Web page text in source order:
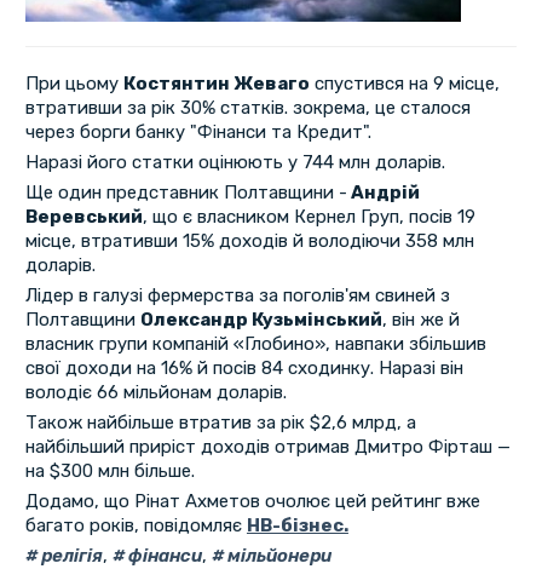
При цьому Костянтин Жеваго спустився на 9 місце,
втративши за рік 30% статків. зокрема, це сталося
через борги банку "Фінанси та Кредит".
Наразі його статки оцінюють у 744 млн доларів.
Ще один представник Полтавщини - Андрій
Веревський, що є власником Кернел Груп, посів 19
місце, втративши 15% доходів й володіючи 358 млн
доларів.
Лідер в галузі фермерства за поголів'ям свиней з
Полтавщини Олександр Кузьмінський, він же й
власник групи компаній «Глобино», навпаки збільшив
свої доходи на 16% й посів 84 сходинку. Наразі він
володіє 66 мільйонам доларів.
Також найбільше втратив за рік $2,6 млрд, а
найбільший приріст доходів отримав Дмитро Фірташ —
на $300 млн більше.
Додамо, що Рінат Ахметов очолює цей рейтинг вже
багато років, повідомляє НВ-бізнес.
релігія, фінанси, мільйонери